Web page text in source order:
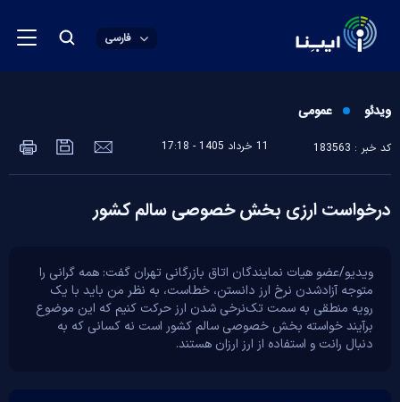
فارسی
ویدئو عمومی
کد خبر : 183563 11 خرداد 1405 - 17:18
درخواست ارزی بخش خصوصی سالم کشور
ویدیو/عضو هیات نمایندگان اتاق بازرگانی تهران گفت: همه گرانی را
متوجه آزادشدن نرخ ارز دانستن، خطاست، به نظر من باید با یک
رویه منطقی به سمت تک‌نرخی شدن ارز حرکت کنیم که این موضوع
برآیند خواسته بخش خصوصی سالم کشور است نه کسانی که به
دنبال رانت و استفاده از ارز ارزان هستند.